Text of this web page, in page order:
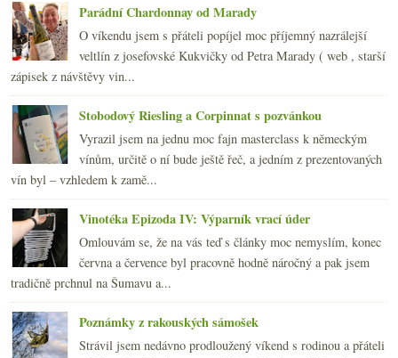
Parádní Chardonnay od Marady
O víkendu jsem s přáteli popíjel moc příjemný nazrálejší
veltlín z josefovské Kukvičky od Petra Marady ( web , starší
zápisek z návštěvy vin...
Stobodový Riesling a Corpinnat s pozvánkou
Vyrazil jsem na jednu moc fajn masterclass k německým
vínům, určitě o ní bude ještě řeč, a jedním z prezentovaných
vín byl – vzhledem k zamě...
Vinotéka Epizoda IV: Výparník vrací úder
Omlouvám se, že na vás teď s články moc nemyslím, konec
června a července byl pracovně hodně náročný a pak jsem
tradičně prchnul na Šumavu a...
Poznámky z rakouských sámošek
Strávil jsem nedávno prodloužený víkend s rodinou a přáteli